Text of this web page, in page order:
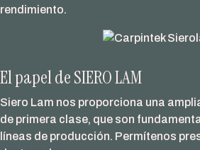
rendimiento.
El papel de SIERO LAM
Siero Lam nos proporciona una
de primera clase, que son
líneas de producción. Permítenos